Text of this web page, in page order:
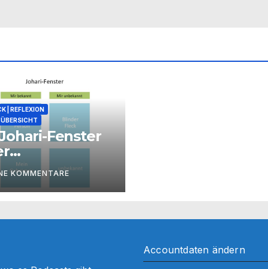
| REFLEXION
Fenster
KOMMENTARE
Accountdaten ändern